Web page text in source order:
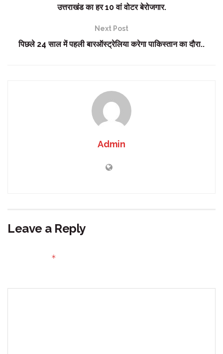
उत्तराखंड का हर 10 वां वोटर बेरोजगार.
Next Post
पिछले 24 साल में पहली बारऑस्ट्रेलिया करेगा पाकिस्तान का दौरा..
Admin
Leave a Reply
*